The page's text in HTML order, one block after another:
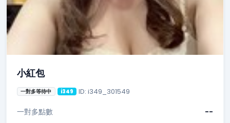
小紅包
一對多等待中 i349 ID: i349_301549
一對多點數
--